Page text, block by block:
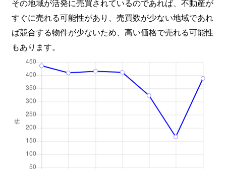
その地域が活発に売買されているのであれば、不動産が
すぐに売れる可能性があり、売買数が少ない地域であれ
ば競合する物件が少ないため、高い価格で売れる可能性
もあります。